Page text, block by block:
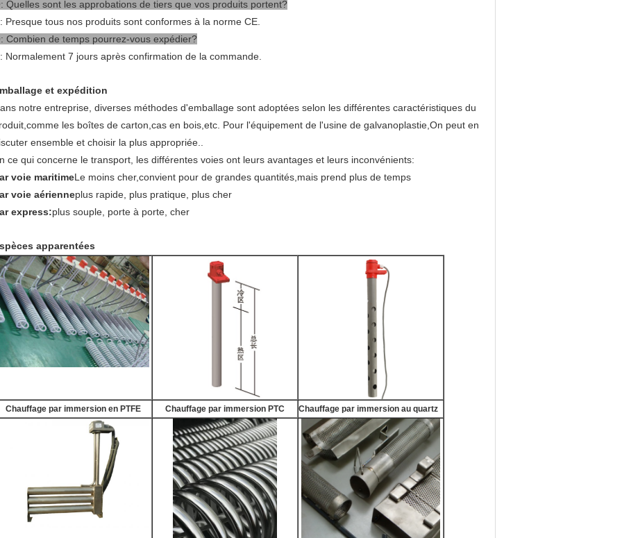
Quelles sont les approbations de tiers que vos produits portent?
Presque tous nos produits sont conformes à la norme CE.
Combien de temps pourrez-vous expédier?
Normalement 7 jours après confirmation de la commande.
et expédition
notre entreprise, diverses méthodes d'emballage sont adoptées selon les différentes caractéristiques du
les boîtes de carton,cas en bois,etc. Pour l'équipement de l'usine de galvanoplastie,On peut en
ensemble et choisir la plus appropriée..
ce qui concerne le transport, les différentes voies ont leurs avantages et leurs inconvénients:
voie maritimeLe moins cher,convient pour de grandes quantités,mais prend plus de temps
voie aérienneplus rapide, plus pratique, plus cher
express:plus souple, porte à porte, cher
apparentées
Chauffage par immersion en PTFE Chauffage par immersion PTC Chauffage par immersion au quartz